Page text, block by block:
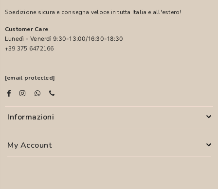
Spedizione sicura e consegna veloce in tutta Italia e all'estero!
Customer Care
Lunedì - Venerdì 9:30-13:00/16:30-18:30
+39 375 6472166
[email protected]
Informazioni
My Account